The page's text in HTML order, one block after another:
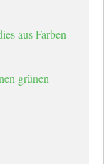
aus Farben
grünen